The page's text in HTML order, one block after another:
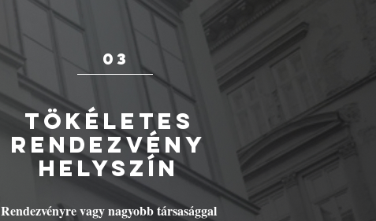
03
Tökéletes
rendezvény
helyszín
Rendezvényre vagy nagyobb társasággal